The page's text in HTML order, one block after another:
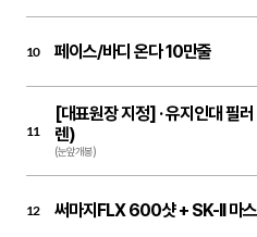
10 페이스/바디 온다 10만줄
11
[대표원장 지정] ·유지인대 필
렌)
(눈앞개봉)
12 써마지FLX 600샷 + SK-II 마